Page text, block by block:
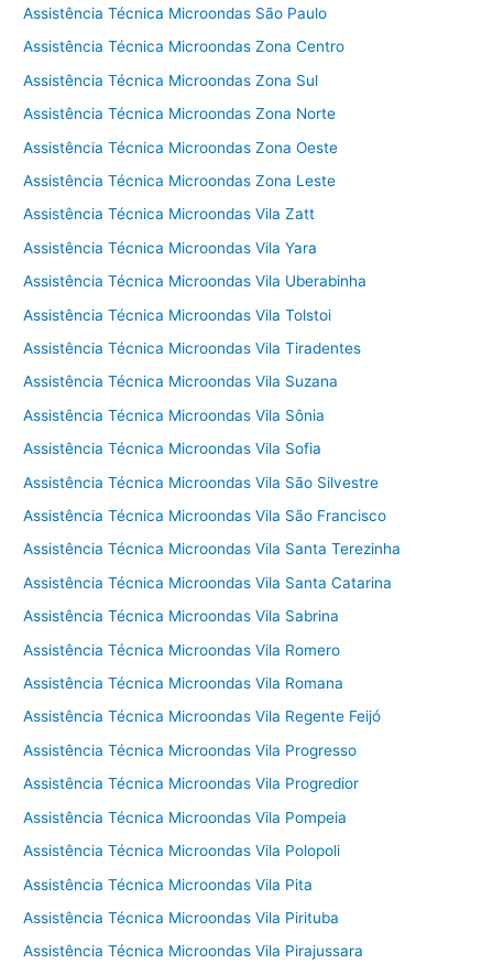
Assistência Técnica Microondas São Paulo
Assistência Técnica Microondas Zona Centro
Assistência Técnica Microondas Zona Sul
Assistência Técnica Microondas Zona Norte
Assistência Técnica Microondas Zona Oeste
Assistência Técnica Microondas Zona Leste
Assistência Técnica Microondas Vila Zatt
Assistência Técnica Microondas Vila Yara
Assistência Técnica Microondas Vila Uberabinha
Assistência Técnica Microondas Vila Tolstoi
Assistência Técnica Microondas Vila Tiradentes
Assistência Técnica Microondas Vila Suzana
Assistência Técnica Microondas Vila Sônia
Assistência Técnica Microondas Vila Sofia
Assistência Técnica Microondas Vila São Silvestre
Assistência Técnica Microondas Vila São Francisco
Assistência Técnica Microondas Vila Santa Terezinha
Assistência Técnica Microondas Vila Santa Catarina
Assistência Técnica Microondas Vila Sabrina
Assistência Técnica Microondas Vila Romero
Assistência Técnica Microondas Vila Romana
Assistência Técnica Microondas Vila Regente Feijó
Assistência Técnica Microondas Vila Progresso
Assistência Técnica Microondas Vila Progredior
Assistência Técnica Microondas Vila Pompeia
Assistência Técnica Microondas Vila Polopoli
Assistência Técnica Microondas Vila Pita
Assistência Técnica Microondas Vila Pirituba
Assistência Técnica Microondas Vila Pirajussara